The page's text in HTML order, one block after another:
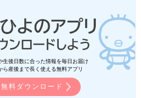
生後日数に合った情報を毎日お届け
ら産後まで長く使える無料アプリ
無料ダウンロード